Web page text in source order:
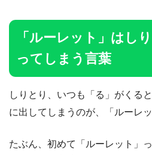
「ルーレット」はし
ってしまう言葉
しりとり、いつも「る」がくる
に出してしまうのが、「ルーレッ
たぶん、初めて「ルーレット」